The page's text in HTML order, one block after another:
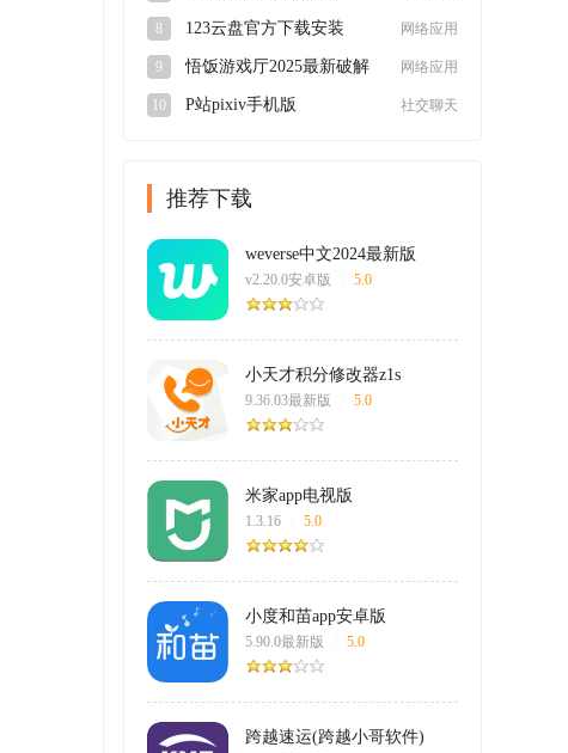
8
123云盘官方下载安装
网络应用
9
悟饭游戏厅2025最新破解
网络应用
10
P站pixiv手机版
社交聊天
推荐下载
weverse中文2024最新版
v2.20.0安卓版 5.0
小天才积分修改器z1s
9.36.03最新版 5.0
米家app电视版
1.3.16 5.0
小度和苗app安卓版
5.90.0最新版 5.0
跨越速运(跨越小哥软件)